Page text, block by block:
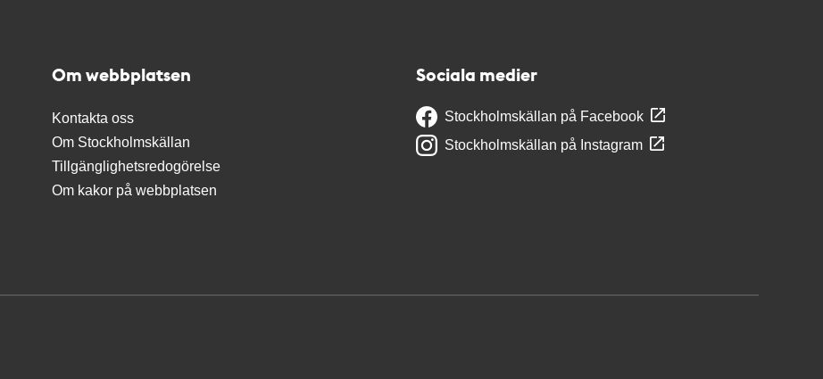
Om webbplatsen
Kontakta oss
Om Stockholmskällan
Tillgänglighetsredogörelse
Om kakor på webbplatsen
Sociala medier
Stockholmskällan på Facebook
Stockholmskällan på Instagram